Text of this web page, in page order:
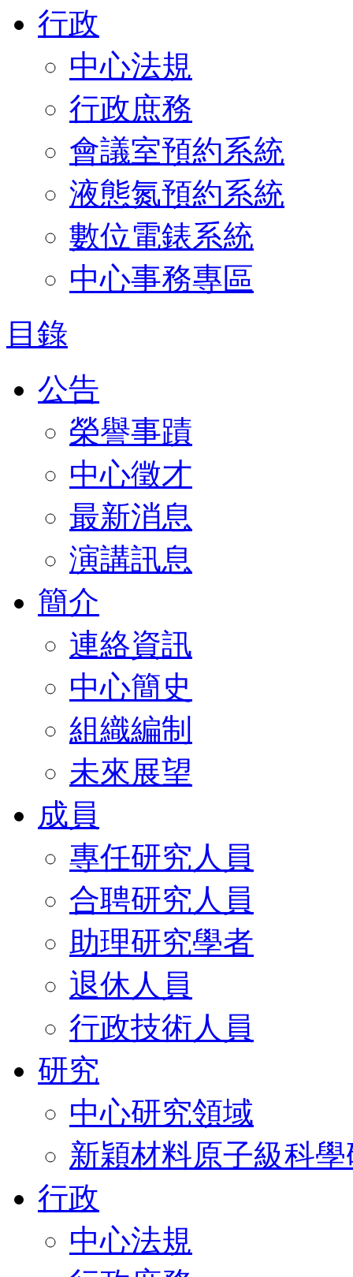
行政
中心法規
行政庶務
會議室預約系統
液態氮預約系統
數位電錶系統
中心事務專區
目錄
公告
榮譽事蹟
中心徵才
最新消息
演講訊息
簡介
連絡資訊
中心簡史
組織編制
未來展望
成員
專任研究人員
合聘研究人員
助理研究學者
退休人員
行政技術人員
研究
中心研究領域
新穎材料原子級科
行政
中心法規